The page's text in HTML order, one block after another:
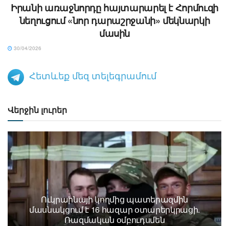
Իրանի առաջնորդը հայտարարել է Հորմուզի
նեղուցում «նոր դարաշրջանի» մեկնարկի
մասին
30/04/2026
Հետևեք մեզ տելեգրամում
Վերջին լուրեր
Ուկրաինայի կողմից պատերազմին
մասնակցում է 16 հազար օտարերկրացի.
Ռազմական օմբուդսմեն